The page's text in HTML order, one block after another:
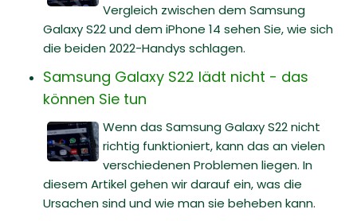
Vergleich zwischen dem Samsung
Galaxy S22 und dem iPhone 14 sehen Sie, wie sich
die beiden 2022-Handys schlagen.
Samsung Galaxy S22 lädt nicht - das
können Sie tun
Wenn das Samsung Galaxy S22 nicht
richtig funktioniert, kann das an vielen
verschiedenen Problemen liegen. In
diesem Artikel gehen wir darauf ein, was die
Ursachen sind und wie man sie beheben kann.